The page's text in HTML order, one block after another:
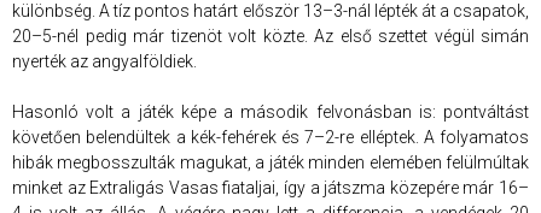
különbség. A tíz pontos határt először 13–3-nál lépték át a csapatok,
20–5-nél pedig már tizenöt volt közte. Az első szettet végül simán
nyerték az angyalföldiek.
Hasonló volt a játék képe a második felvonásban is: pontváltást
követően belendültek a kék-fehérek és 7–2-re elléptek. A folyamatos
hibák megbosszulták magukat, a játék minden elemében felülmúltak
minket az Extraligás Vasas fiataljai, így a játszma közepére már 16–